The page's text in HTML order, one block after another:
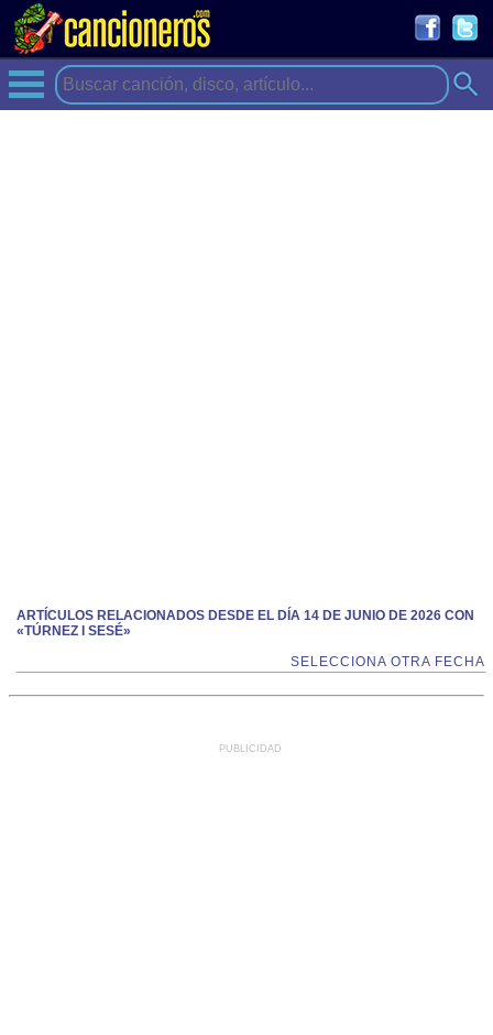
ARTÍCULOS RELACIONADOS DESDE EL DÍA 14 DE JUNIO DE 2026 CON
«TÚRNEZ I SESÉ»
SELECCIONA OTRA FECHA
PUBLICIDAD